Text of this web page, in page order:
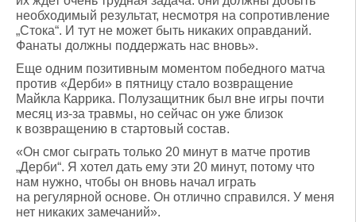
необходимый результат, несмотря на сопротивление
„Стока“. И тут не может быть никаких оправданий.
Фанаты должны поддержать нас вновь».
Еще одним позитивным моментом победного матча
против «Дерби» в пятницу стало возвращение
Майкла Каррика. Полузащитник был вне игры почти
месяц из-за травмы, но сейчас он уже близок
к возвращению в стартовый состав.
«Он смог сыграть только 20 минут в матче против
„Дерби“. Я хотел дать ему эти 20 минут, потому что
нам нужно, чтобы он вновь начал играть
на регулярной основе. Он отлично справился. У меня
нет никаких замечаний».